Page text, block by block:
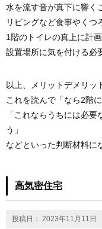
水を流す音が真下に響く
リビングなど食事やくつ
1階のトイレの真上に計
設置場所に気を付ける必
以上、メリットデメリッ
これを読んで「なら2階
「これならうちには必
う」
などといった判断材料に
高気密住宅
投稿日： 2023年11月11日